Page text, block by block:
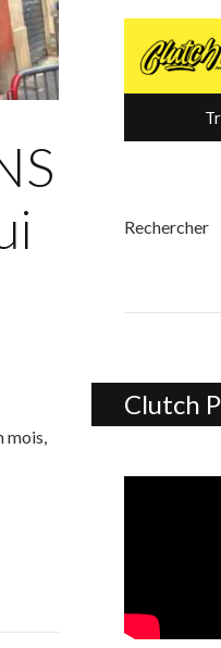
mois,
Rechercher
Clutch